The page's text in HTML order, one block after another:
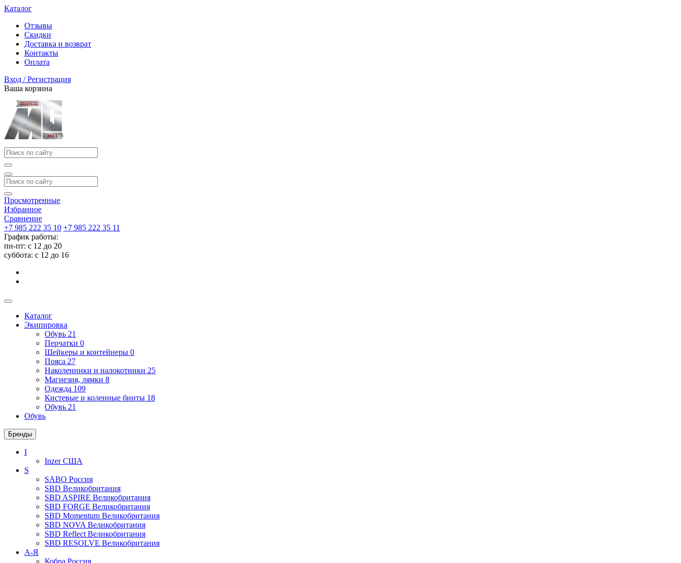
Каталог
Отзывы
Скидки
Доставка и возврат
Контакты
Оплата
Вход / Регистрация
Ваша корзина
Просмотренные
Избранное
Сравнение
+7 985 222 35 10 +7 985 222 35 11
График работы:
пн-пт: с 12 до 20
суббота: c 12 до 16
Каталог
Экипировка
Обувь 21
Перчатки 0
Шейкеры и контейнеры 0
Пояса 27
Наколенники и налокотники 25
Магнезия, лямки 8
Одежда 109
Кистевые и коленные бинты 18
Обувь 21
Обувь
Бренды
I
InzerСША
S
SABO Россия
SBD Великобритания
SBD ASPIRE Великобритания
SBD FORGE Великобритания
SBD Momentum Великобритания
SBD NOVA Великобритания
SBD Reflect Великобритания
SBD RESOLVE Великобритания
А-Я
Кобра Россия